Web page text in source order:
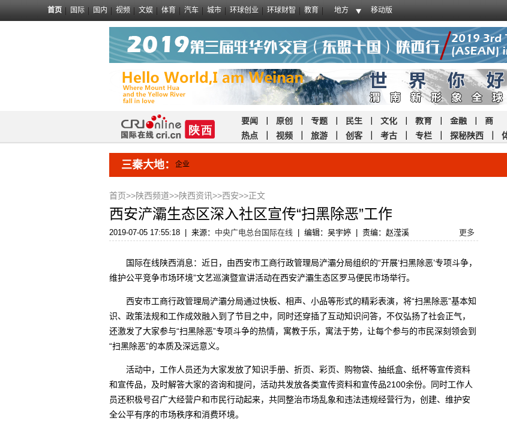
首页 国际 国内 视频 文娱 体育 汽车 城市 环球创业 环球财智 教育 地方 移动版
要闻 原创 专题 民生 文化 教育 金融 商
热点
视频 旅游 创客 考古 专栏 探秘陕西
三秦大地： 企业
首页>>陕西频道>>陕西资讯>>西安>>正文
西安浐灞生态区深入社区宣传“扫黑除恶”工作
2019-07-05 17:55:18 来源： 中央广电总台国际在线 编辑：吴宇婷 责编：赵滢溪 更多
国际在线陕西消息：近日，由西安市工商行政管理局浐灞分局组织的“开展‘扫黑除恶’专项斗争，
维护公平竞争市场环境”文艺巡演暨宣讲活动在西安浐灞生态区罗马便民市场举行。
西安市工商行政管理局浐灞分局通过快板、相声、小品等形式的精彩表演，将“扫黑除恶”基本知
识、政策法规和工作成效融入到了节目之中，同时还穿插了互动知识问答，不仅弘扬了社会正气，
还激发了大家参与“扫黑除恶”专项斗争的热情，寓教于乐，寓法于势，让每个参与的市民深刻领会到
“扫黑除恶”的本质及深远意义。
活动中，工作人员还为大家发放了知识手册、折页、彩页、购物袋、抽纸盒、纸杯等宣传资料
和宣传品，及时解答大家的咨询和提问，活动共发放各类宣传资料和宣传品2100余份。同时工作人
员还积极号召广大经营户和市民行动起来，共同整治市场乱象和违法违规经营行为，创建、维护安
全公平有序的市场秩序和消费环境。